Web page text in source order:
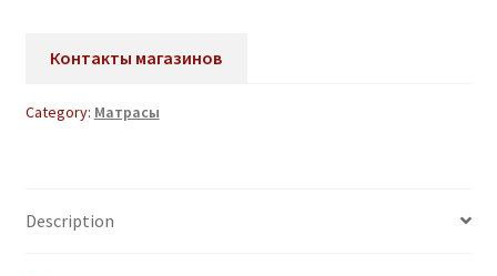
Контакты магазинов
Category: Матрасы
Description